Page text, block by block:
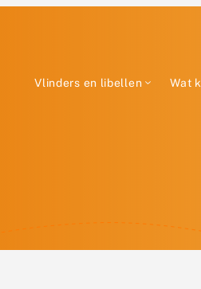
Vlinders en libellen Wat